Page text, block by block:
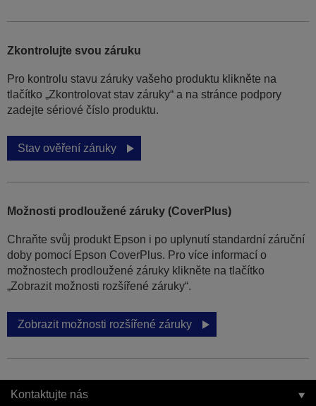
Zkontrolujte svou záruku
Pro kontrolu stavu záruky vašeho produktu klikněte na
tlačítko „Zkontrolovat stav záruky“ a na stránce podpory
zadejte sériové číslo produktu.
Stav ověření záruky
Možnosti prodloužené záruky (CoverPlus)
Chraňte svůj produkt Epson i po uplynutí standardní záruční
doby pomocí Epson CoverPlus. Pro více informací o
možnostech prodloužené záruky klikněte na tlačítko
„Zobrazit možnosti rozšířené záruky“.
Zobrazit možnosti rozšířené záruky
Kontaktujte nás